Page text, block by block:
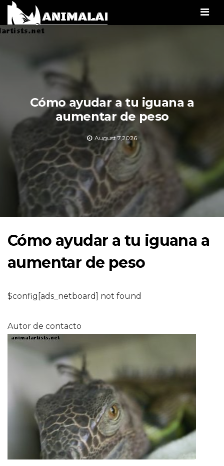
Cómo ayudar a tu iguana a
aumentar de peso
August 7,2026
Cómo ayudar a tu iguana a
aumentar de peso
$config[ads_netboard] not found
Autor de contacto